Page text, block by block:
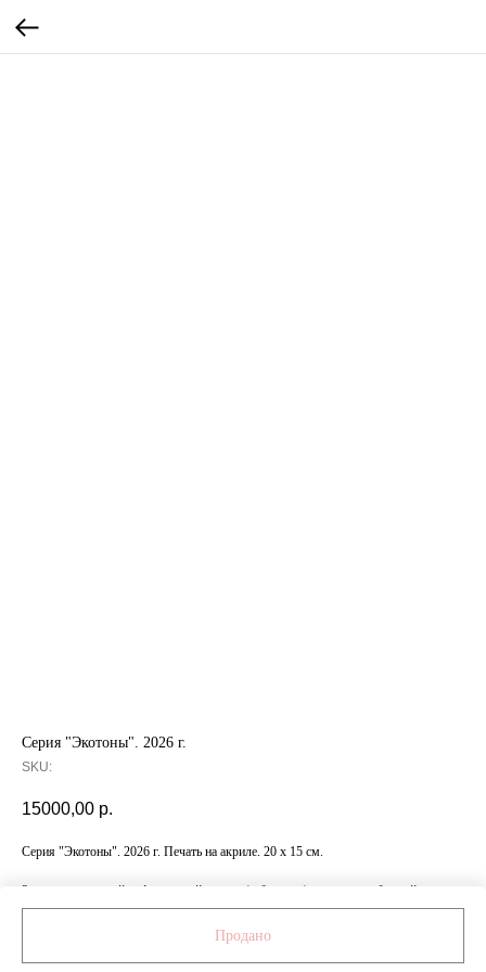
Серия "Экотоны". 2026 г.
SKU:
15000,00 р.
Серия "Экотоны". 2026 г. Печать на акриле. 20 х 15 см.
За дополнительной информацией о ценах/габаритах/материалах обращайтесь
к менеджеру по номеру: +7 999 472 84 11